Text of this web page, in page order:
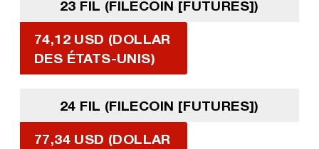
23 FIL (FILECOIN [FUTURES])
74,12 USD (DOLLAR
DES ÉTATS-UNIS)
24 FIL (FILECOIN [FUTURES])
77,34 USD (DOLLAR